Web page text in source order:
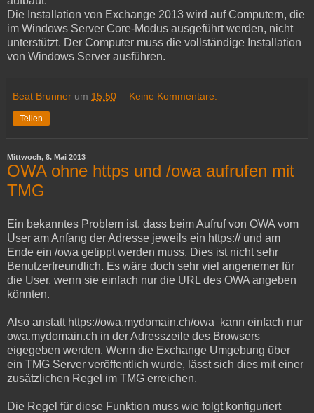
Die Installation von Exchange 2013 wird auf Computern, die
im Windows Server Core-Modus ausgeführt werden, nicht
unterstützt. Der Computer muss die vollständige Installation
von Windows Server ausführen.
Beat Brunner um 15:50 Keine Kommentare:
Teilen
Mittwoch, 8. Mai 2013
OWA ohne https und /owa aufrufen mit
TMG
Ein bekanntes Problem ist, dass beim Aufruf von OWA vom
User am Anfang der Adresse jeweils ein https:// und am
Ende ein /owa getippt werden muss. Dies ist nicht sehr
Benutzerfreundlich. Es wäre doch sehr viel angenemer für
die User, wenn sie einfach nur die URL des OWA angeben
könnten.
Also anstatt https://owa.mydomain.ch/owa kann einfach nur
owa.mydomain.ch in der Adresszeile des Browsers
eigegeben werden. Wenn die Exchange Umgebung über
ein TMG Server veröffentlich wurde, lässt sich dies mit einer
zusätzlichen Regel im TMG erreichen.
Die Regel für diese Funktion muss wie folgt konfiguriert